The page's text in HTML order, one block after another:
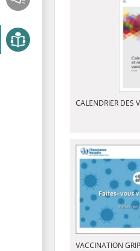
CALENDRIER DES
VACCINATION